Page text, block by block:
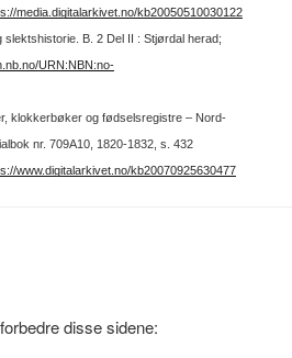
media.digitalarkivet.no/kb20050510030122
B. 2 Del II : Stjørdal herad;
URN:NBN:no-
klokkerbøker og fødselsregistre – Nord-
nr. 709A10, 1820-1832, s. 432
www.digitalarkivet.no/kb20070925630477
disse sidene: